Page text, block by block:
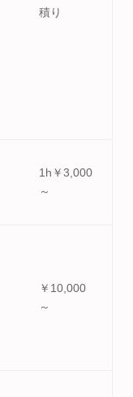
積り
1h￥3,000
～
￥10,000
～